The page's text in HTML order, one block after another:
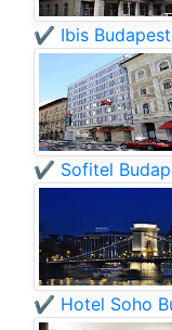
✔️ Ibis
✔️ Sofitel
✔️ Hotel Soho